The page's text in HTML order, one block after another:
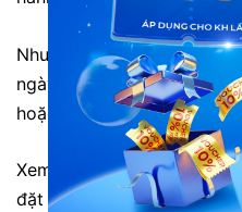
Nhược điểm: Số lượng vé
ngày cao điểm. Bạn nên
hoặc đặt vé trực tuyến
Xem thêm thông tin các
đặt vé với giá thấp nhất tại